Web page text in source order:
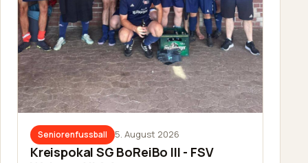
Seniorenfussball 5. August 2026
Kreispokal SG BoReiBo III - FSV